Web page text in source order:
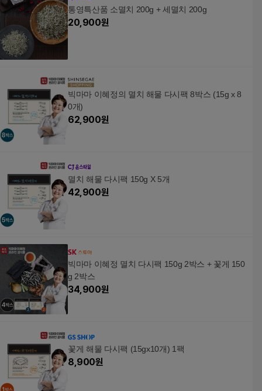
통영특산품 소멸치 200g + 세멸치 200g
20,900원
빅마마 이혜정의 멸치 해물 다시팩 8박스 (15g x 8
0개)
62,900원
멸치 해물 다시팩 150g X 5개
42,900원
빅마마 이혜정 멸치 다시팩 150g 2박스 + 꽃게 150
g 2박스
34,900원
꽃게 해물 다시팩 (15gx10개) 1팩
8,900원